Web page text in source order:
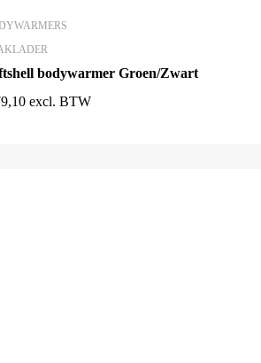
bodywarmer Groen/Zwart
excl. BTW